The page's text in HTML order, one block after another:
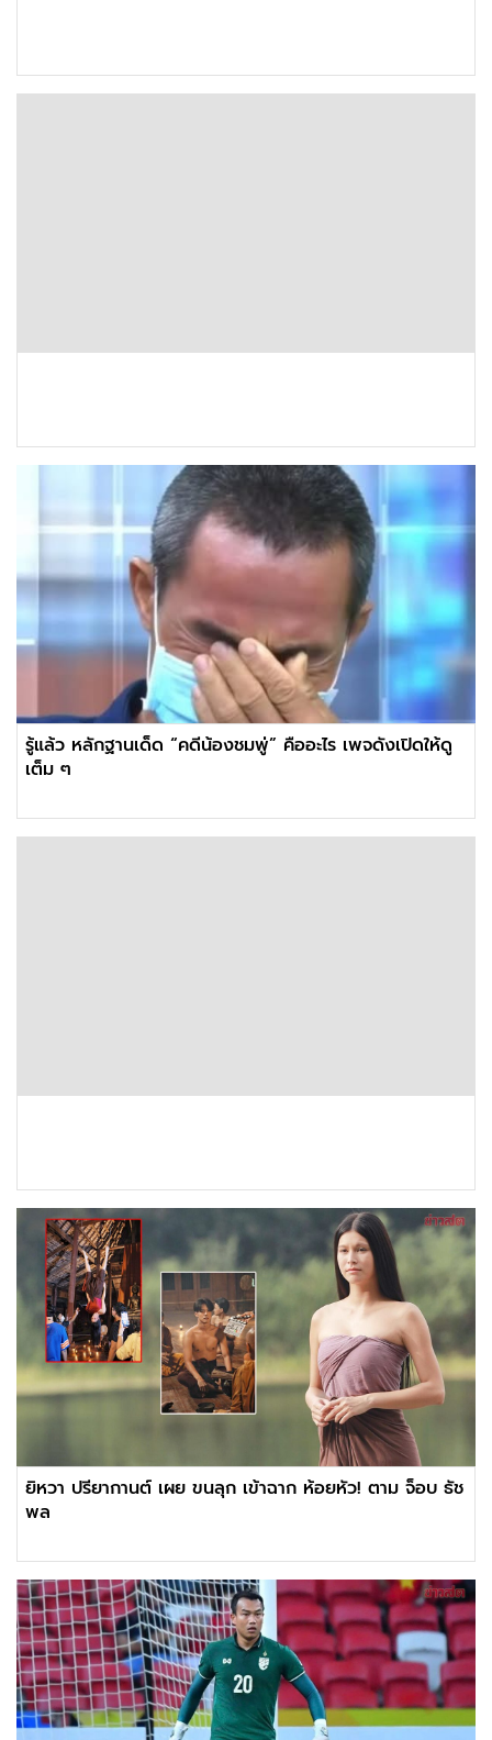
รู้แล้ว หลักฐานเด็ด “คดีน้องชมพู่” คืออะไร เพจดังเปิดให้ดู
เต็ม ๆ
ยิหวา ปรียากานต์ เผย ขนลุก เข้าฉาก ห้อยหัว! ตาม จ็อบ ธัช
พล